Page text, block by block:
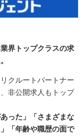
業界トップクラスの求
クルートパートナー
非公開求人もトップ
った」「さまざまな
「年齢や職歴の面で